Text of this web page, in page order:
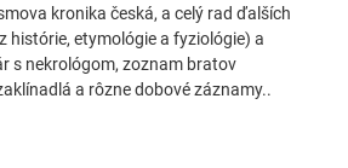
kronika česká, a celý rad ďalších
histórie, etymológie a fyziológie) a
s nekrológom, zoznam bratov
a rôzne dobové záznamy..